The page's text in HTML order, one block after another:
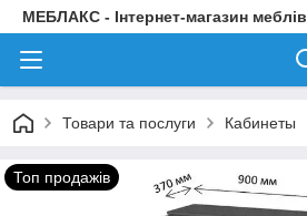
МЕБЛАКС - Інтернет-магазин меблів
Товари та послуги Кабинеты
Топ продажів